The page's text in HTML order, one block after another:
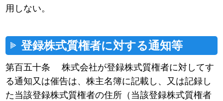
用しない。
登録株式質権者に対する通知等
第百五十条 株式会社が登録株式質権者に対してす
る通知又は催告は、株主名簿に記載し、又は記録し
た当該登録株式質権者の住所（当該登録株式質権者